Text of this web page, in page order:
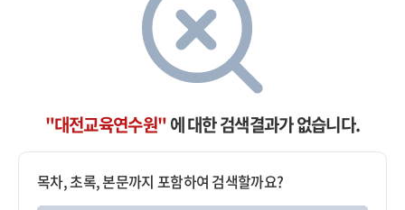
"대전교육연수원"에 대한 검색결과가 없습니다.
목차, 초록, 본문까지 포함하여 검색할까요?